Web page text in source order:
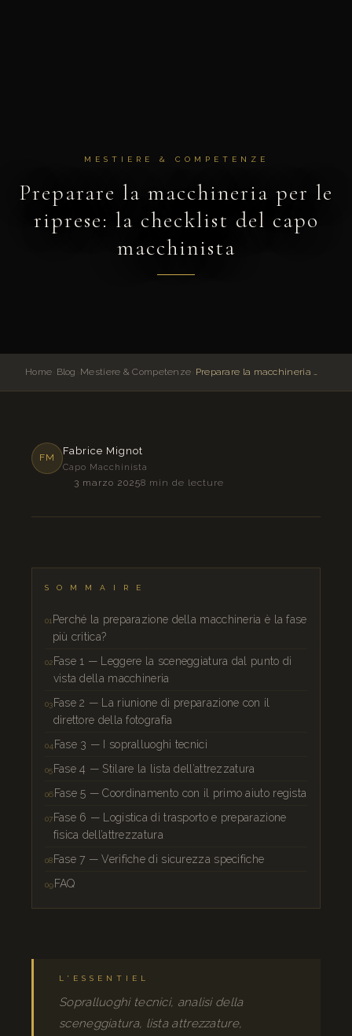
MESTIERE & COMPETENZE
Preparare la macchineria per le
riprese: la checklist del capo
macchinista
Home Blog Mestiere & Competenze
FM
Fabrice Mignot
Capo Macchinista
3 marzo 20258 min de lecture
SOMMAIRE
Perché la preparazione della macchineria è la fase
più critica?
Fase 1 — Leggere la sceneggiatura dal punto di
vista della macchineria
Fase 2 — La riunione di preparazione con il
direttore della fotografia
Fase 3 — I sopralluoghi tecnici
Fase 4 — Stilare la lista dell’attrezzatura
Fase 5 — Coordinamento con il primo aiuto regista
Fase 6 — Logistica di trasporto e preparazione
fisica dell’attrezzatura
Fase 7 — Verifiche di sicurezza specifiche
FAQ
L'ESSENTIEL
Sopralluoghi tecnici, analisi della
sceneggiatura, lista attrezzature,